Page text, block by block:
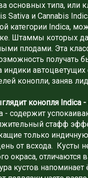
основных типа, или
Sativa и Cannabis
категории Indica,
Штаммы которых
плодами. Эта
получать
индики
конопли, заняв
конопля Indica -
- содержит
стафф
только
от всхода. Кусты
окраса,
кустов